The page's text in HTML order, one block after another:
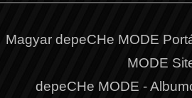
Magyar depeCHe MODE
MODE
depeCHe MODE -